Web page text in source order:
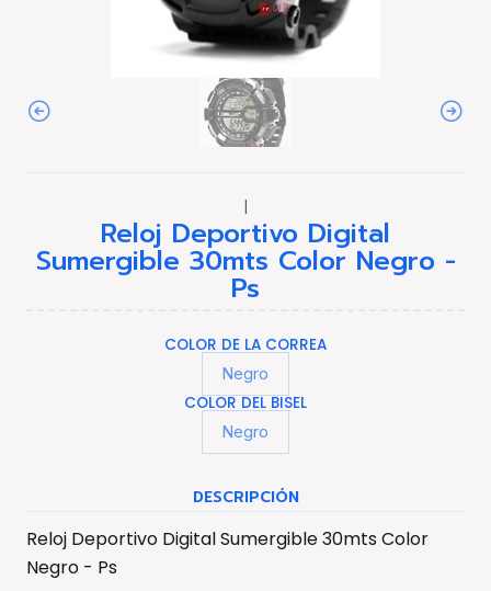
|
Reloj Deportivo Digital
Sumergible 30mts Color Negro -
Ps
COLOR DE LA CORREA
Negro
COLOR DEL BISEL
Negro
DESCRIPCIÓN
Reloj Deportivo Digital Sumergible 30mts Color
Negro - Ps